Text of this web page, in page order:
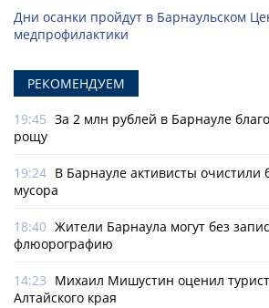
Дни осанки пройдут в Барнаульском
медпрофилактики
РЕКОМЕНДУЕМ
19:45 За 2 млн рублей в Барнауле
рощу
19:24 В Барнауле активисты очистили
мусора
18:40 Жители Барнаула могут без
флюорографию
14:23 Михаил Мишустин оценил
Алтайского края